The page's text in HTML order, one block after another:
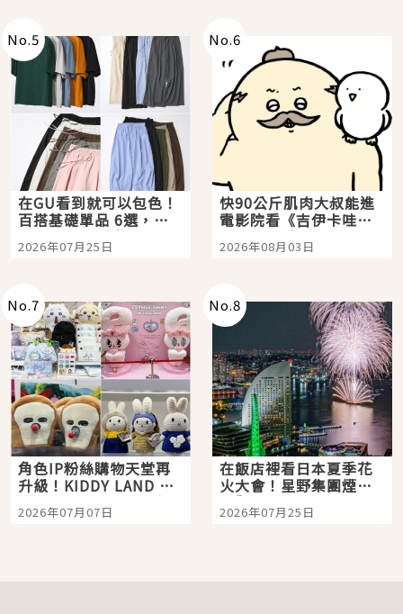
No.5
在GU看到就可以包色！
百搭基礎單品 6選，閉
眼全收也不心疼
2026年07月25日
No.6
快90公斤肌肉大叔能進
電影院看《吉伊卡哇》
嗎？日本重金屬樂團
「打首」會長與nagano
2026年08月03日
No.7
角色IP粉絲購物天堂再
升級！KIDDY LAND 原
宿店吉伊卡哇迎客，新
開幕 OMOKADO 店3分
2026年07月07日
No.8
在飯店裡看日本夏季花
火大會！星野集團煙火
景觀飯店6選，讓你不用
人擠人悠閒欣賞
2026年07月25日